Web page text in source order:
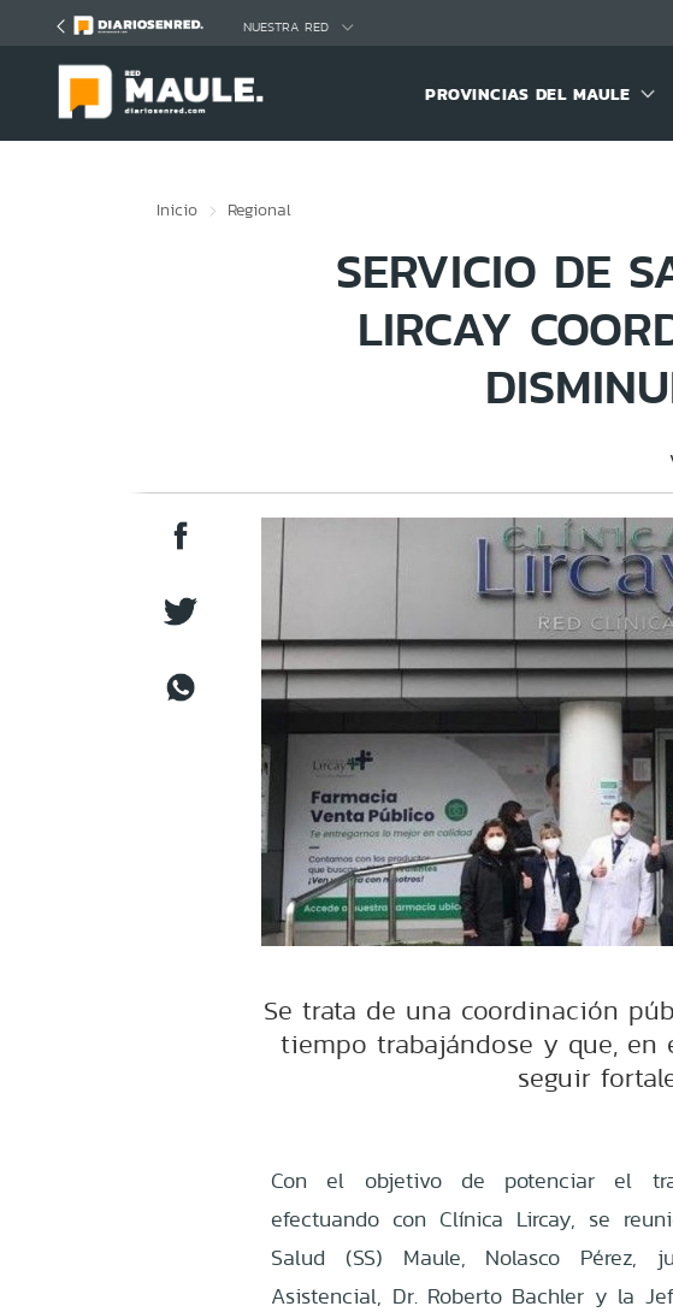
NUESTRA RED
PROVINCIAS DEL MAULE
Inicio Regional
SERVICIO DE
LIRCAY
Se trata de una coordinación
tiempo trabajándose y que, en
seguir
Con el objetivo de potenciar el
efectuando con Clínica Lircay, se
Salud (SS) Maule, Nolasco Pérez,
Asistencial, Dr. Roberto Bachler y la